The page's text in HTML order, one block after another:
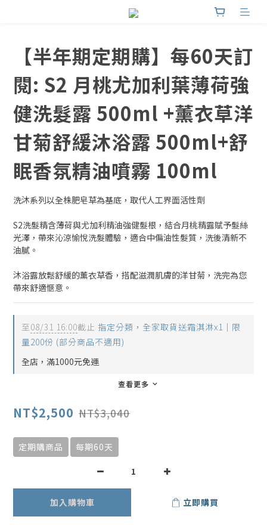
【半年期定期購】每60天訂
閱: S2 月桃尤加利葉薄荷強
健洗髮露 500ml +薰衣草洋
甘菊舒緩沐浴露 500ml+舒
眠香氛精油噴霧 100ml
洗沐系列以全株肥皂草為基底，取代人工界面活性劑
S2洗髮精含薄荷與尤加利精油強健髮根，結合月桃精露賦予髮絲
光澤，帶來沁涼愉悅洗髮體驗，適合中偏油性髮質，洗後清新不
油膩。
沐浴露放鬆舒緩的薰衣草香，搭配滋潤肌膚的洋甘菊，洗完為您
帶來舒適愜意。
至08/31 16:00截止 指定分類，全家取貨送霜淇淋x1｜限
量200份 (部分商品不適用)
全店，滿1000元免運
查看更多
NT$2,500 NT$3,040
定期購商品 每期60天
加入購物車 立即購買